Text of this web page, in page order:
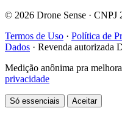
© 2026 Drone Sense · CNPJ
Termos de Uso · Política de
Dados · Revenda autorizada
Medição anônima pra
privacidade
Só essenciais Aceitar